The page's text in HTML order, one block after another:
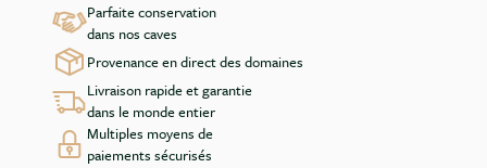
Parfaite conservation
dans nos caves
Provenance en direct des domaines
Livraison rapide et garantie
dans le monde entier
Multiples moyens de
paiements sécurisés